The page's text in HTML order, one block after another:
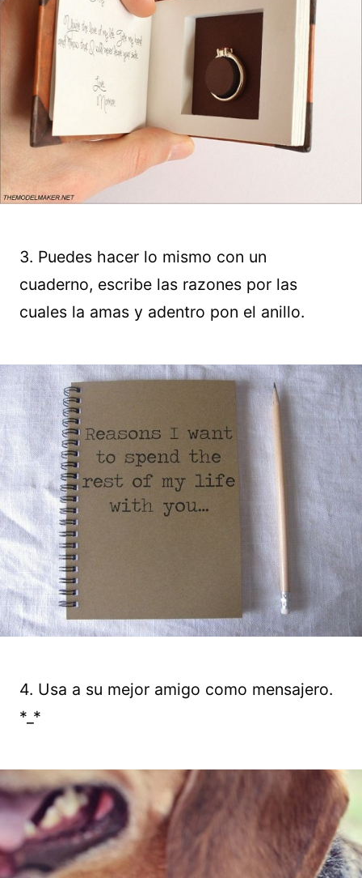
3. Puedes hacer lo mismo con un
cuaderno, escribe las razones por las
cuales la amas y adentro pon el anillo.
4. Usa a su mejor amigo como mensajero.
*_*